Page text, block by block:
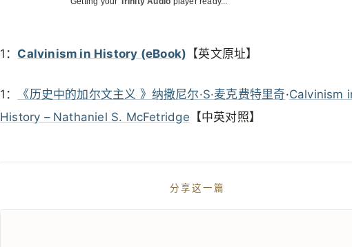
1： Calvinism in History (eBook) 【英文原址】
1： 《历史中的加尔文主义 》纳撒尼尔·S·麦克费特里奇·Calvinism
History – Nathaniel S. McFetridge 【中英对照】
分享这一篇